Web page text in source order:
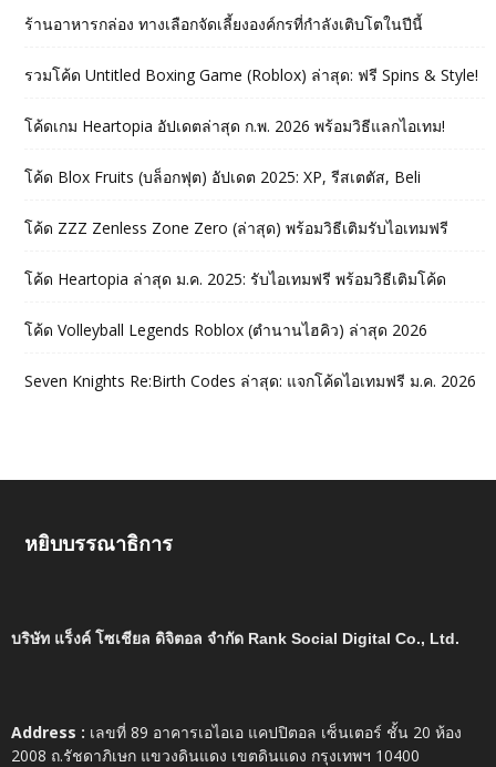
ร้านอาหารกล่อง ทางเลือกจัดเลี้ยงองค์กรที่กำลังเติบโตในปีนี้
รวมโค้ด Untitled Boxing Game (Roblox) ล่าสุด: ฟรี Spins & Style!
โค้ดเกม Heartopia อัปเดตล่าสุด ก.พ. 2026 พร้อมวิธีแลกไอเทม!
โค้ด Blox Fruits (บล็อกฟุต) อัปเดต 2025: XP, รีสเตตัส, Beli
โค้ด ZZZ Zenless Zone Zero (ล่าสุด) พร้อมวิธีเติมรับไอเทมฟรี
โค้ด Heartopia ล่าสุด ม.ค. 2025: รับไอเทมฟรี พร้อมวิธีเติมโค้ด
โค้ด Volleyball Legends Roblox (ตำนานไฮคิว) ล่าสุด 2026
Seven Knights Re:Birth Codes ล่าสุด: แจกโค้ดไอเทมฟรี ม.ค. 2026
หยิบบรรณาธิการ
บริษัท แร็งค์ โซเชียล ดิจิตอล จำกัด Rank Social Digital Co., Ltd.
Address : เลขที่ 89 อาคารเอไอเอ แคปปิตอล เซ็นเตอร์ ชั้น 20 ห้อง
2008 ถ.รัชดาภิเษก แขวงดินแดง เขตดินแดง กรุงเทพฯ 10400